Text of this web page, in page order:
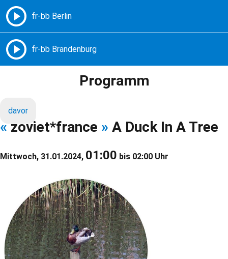
Freie Radios – Berlin Brandenburg
Programm
davor
« zoviet*france » A Duck In A Tree
Mittwoch, 31.01.2024, 01:00 bis 02:00 Uhr